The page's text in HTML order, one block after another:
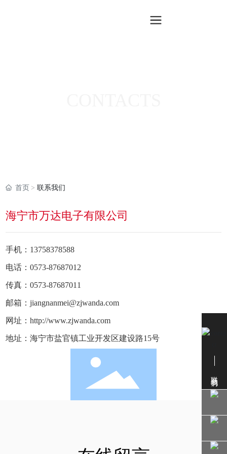
首页 联系我们
海宁市万达电子有限公司
手机： 13758378588
电话：0573-87687012
传真：0573-87687011
邮箱：jiangnanmei@zjwanda.com
网址：http://www.zjwanda.com
地址：海宁市盐官镇工业开发区建设路15号